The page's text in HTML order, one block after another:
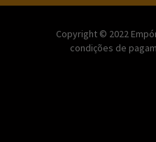
Copyright © 2022
condições de